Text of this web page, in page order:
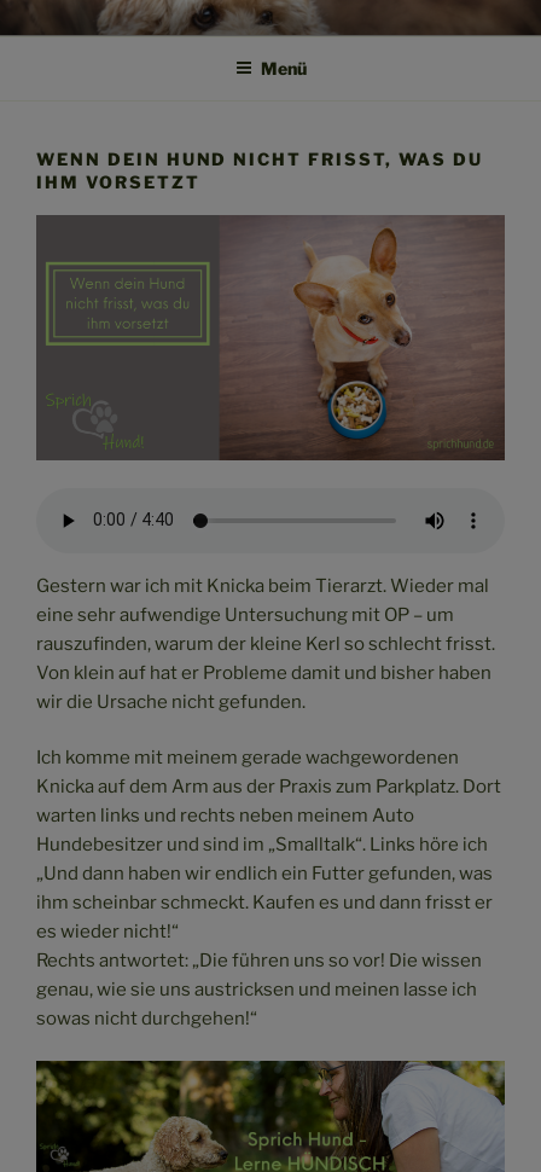
InhaltSPRICH HUND!
Weil Verstehen der Anfang von Vertrauen ist
Menü
WENN DEIN HUND NICHT FRISST, WAS DU
IHM VORSETZT
Gestern war ich mit Knicka beim Tierarzt. Wieder mal
eine sehr aufwendige Untersuchung mit OP – um
rauszufinden, warum der kleine Kerl so schlecht frisst.
Von klein auf hat er Probleme damit und bisher haben
wir die Ursache nicht gefunden.
Ich komme mit meinem gerade wachgewordenen
Knicka auf dem Arm aus der Praxis zum Parkplatz. Dort
warten links und rechts neben meinem Auto
Hundebesitzer und sind im „Smalltalk“. Links höre ich
„Und dann haben wir endlich ein Futter gefunden, was
ihm scheinbar schmeckt. Kaufen es und dann frisst er
es wieder nicht!“
Rechts antwortet: „Die führen uns so vor! Die wissen
genau, wie sie uns austricksen und meinen lasse ich
sowas nicht durchgehen!“